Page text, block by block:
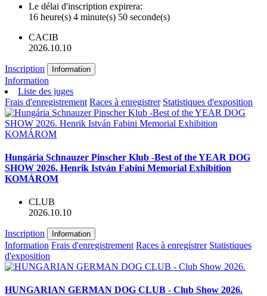
Le délai d'inscription expirera:
16 heure(s) 4 minute(s) 50 seconde(s)
CACIB
2026.10.10
Inscription Information
Information
Liste des juges
Frais d'enregistrement Races à enregistrer Statistiques d'exposition
Hungária Schnauzer Pinscher Klub -Best of the YEAR DOG
SHOW 2026. Henrik István Fabini Memorial Exhibition
KOMÁROM
CLUB
2026.10.10
Inscription Information
Information Frais d'enregistrement Races à enregistrer Statistiques
d'exposition
HUNGARIAN GERMAN DOG CLUB - Club Show 2026.